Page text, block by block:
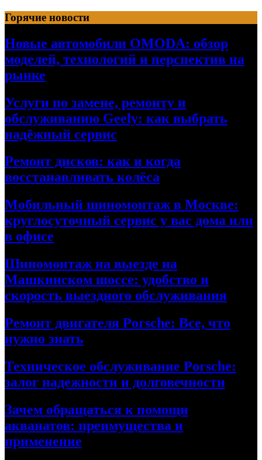
Перейти
к
содержимому
Горячие новости
Новые автомобили OMODA: обзор
моделей, технологий и перспектив на
рынке
Услуги по замене, ремонту и
обслуживанию Geely: как выбрать
надёжный сервис
Ремонт дисков: как и когда
восстанавливать колёса
Мобильный шиномонтаж в Москве:
круглосуточный сервис у вас дома или
в офисе
Шиномонтаж на выезде на
Машкинском шоссе: удобство и
скорость выездного обслуживания
Ремонт двигателя Porsche: Все, что
нужно знать
Техническое обслуживание Porsche:
залог надежности и долговечности
Зачем обращаться к помощи
акванатов: преимущества и
применение